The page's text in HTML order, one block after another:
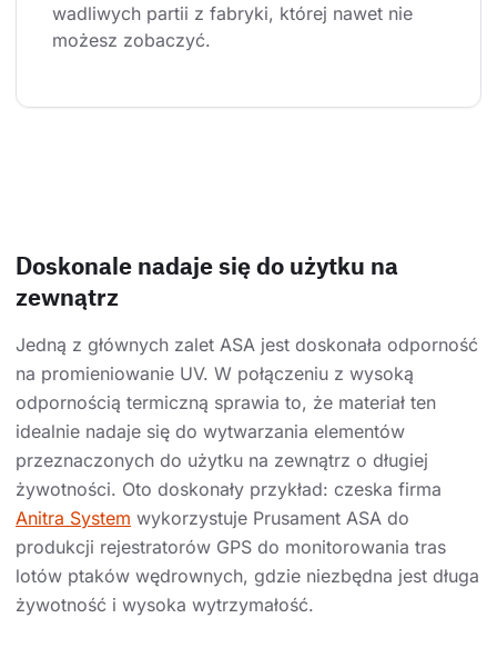
wadliwych partii z fabryki, której nawet nie
możesz zobaczyć.
Doskonale nadaje się do użytku na
zewnątrz
Jedną z głównych zalet ASA jest doskonała odporność
na promieniowanie UV. W połączeniu z wysoką
odpornością termiczną sprawia to, że materiał ten
idealnie nadaje się do wytwarzania elementów
przeznaczonych do użytku na zewnątrz o długiej
żywotności. Oto doskonały przykład: czeska firma
Anitra System wykorzystuje Prusament ASA do
produkcji rejestratorów GPS do monitorowania tras
lotów ptaków wędrownych, gdzie niezbędna jest długa
żywotność i wysoka wytrzymałość.